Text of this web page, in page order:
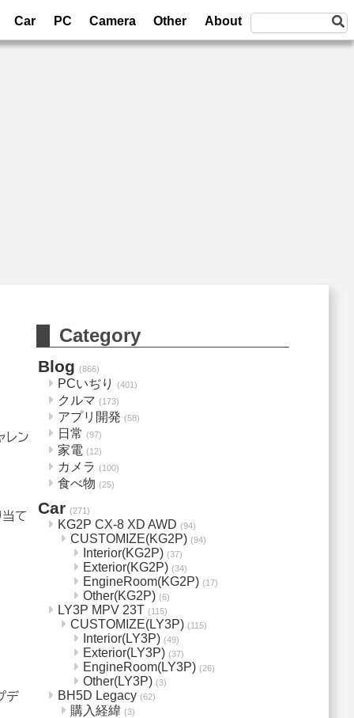
Car PC Camera Other About
レン
て
デ
Category
Blog (866)
PCいぢり (401)
クルマ (173)
アプリ開発 (58)
日常 (97)
家電 (12)
カメラ (100)
食べ物 (25)
Car (271)
KG2P CX-8 XD AWD (94)
CUSTOMIZE(KG2P) (94)
Interior(KG2P) (37)
Exterior(KG2P) (34)
EngineRoom(KG2P) (17)
Other(KG2P) (6)
LY3P MPV 23T (115)
CUSTOMIZE(LY3P) (115)
Interior(LY3P) (49)
Exterior(LY3P) (37)
EngineRoom(LY3P) (26)
Other(LY3P) (3)
BH5D Legacy (62)
購入経緯 (3)